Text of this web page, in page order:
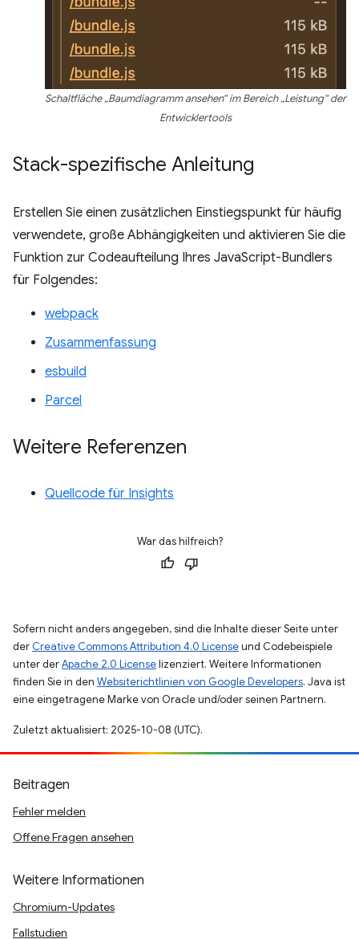
Schaltfläche „Baumdiagramm ansehen“ im Bereich „Leistung“ der
Entwicklertools
Stack-spezifische Anleitung
Erstellen Sie einen zusätzlichen Einstiegspunkt für häufig
verwendete, große Abhängigkeiten und aktivieren Sie die
Funktion zur Codeaufteilung Ihres JavaScript-Bundlers
für Folgendes:
webpack
Zusammenfassung
esbuild
Parcel
Weitere Referenzen
Quellcode für Insights
War das hilfreich?
Sofern nicht anders angegeben, sind die Inhalte dieser Seite unter
der Creative Commons Attribution 4.0 Licenseund Codebeispiele
unter derApache 2.0 Licenselizenziert. Weitere Informationen
finden Sie in den Websiterichtlinien von Google Developers. Java ist
eine eingetragene Marke von Oracle und/oder seinen Partnern.
Zuletzt aktualisiert: 2025-10-08 (UTC).
Beitragen
Fehler melden
Offene Fragen ansehen
Weitere Informationen
Chromium-Updates
Fallstudien